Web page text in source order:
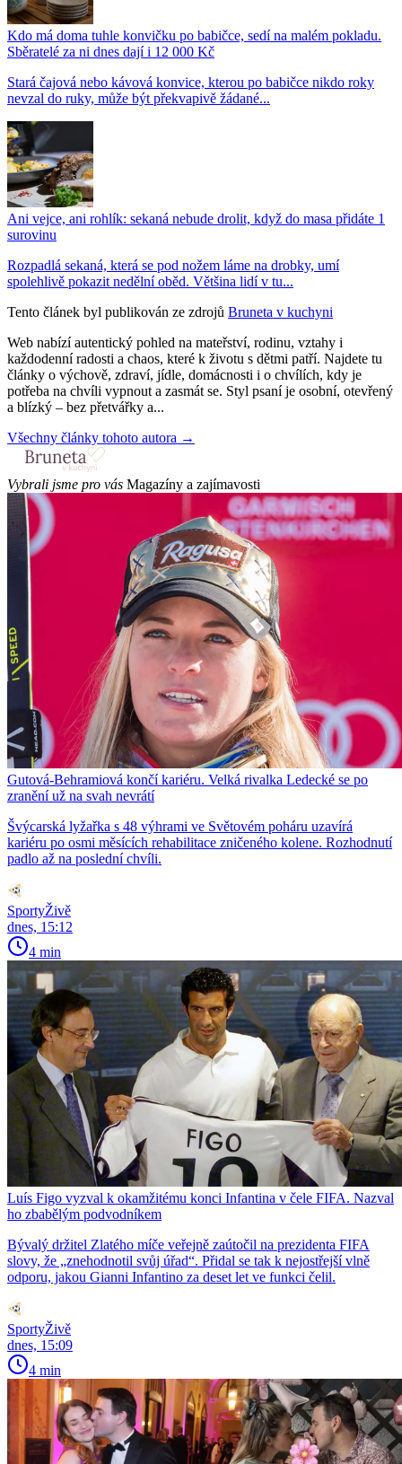
Kdo má doma tuhle konvičku po babičce, sedí na malém pokladu.
Sběratelé za ni dnes dají i 12 000 Kč
Stará čajová nebo kávová konvice, kterou po babičce nikdo roky
nevzal do ruky, může být překvapivě žádané...
Ani vejce, ani rohlík: sekaná nebude drolit, když do masa přidáte 1
surovinu
Rozpadlá sekaná, která se pod nožem láme na drobky, umí
spolehlivě pokazit nedělní oběd. Většina lidí v tu...
Tento článek byl publikován ze zdrojů Bruneta v kuchyni
Web nabízí autentický pohled na mateřství, rodinu, vztahy i
každodenní radosti a chaos, které k životu s dětmi patří. Najdete tu
články o výchově, zdraví, jídle, domácnosti i o chvílích, kdy je
potřeba na chvíli vypnout a zasmát se. Styl psaní je osobní, otevřený
a blízký – bez přetvářky a...
Všechny články tohoto autora →
Vybrali jsme pro vás Magazíny a zajímavosti
Gutová-Behramiová končí kariéru. Velká rivalka Ledecké se po
zranění už na svah nevrátí
Švýcarská lyžařka s 48 výhrami ve Světovém poháru uzavírá
kariéru po osmi měsících rehabilitace zničeného kolene. Rozhodnutí
padlo až na poslední chvíli.
SportyŽivě
dnes, 15:12
4 min
Luís Figo vyzval k okamžitému konci Infantina v čele FIFA. Nazval
ho zbabělým podvodníkem
Bývalý držitel Zlatého míče veřejně zaútočil na prezidenta FIFA
slovy, že „znehodnotil svůj úřad“. Přidal se tak k nejostřejší vlně
odporu, jakou Gianni Infantino za deset let ve funkci čelil.
SportyŽivě
dnes, 15:09
4 min